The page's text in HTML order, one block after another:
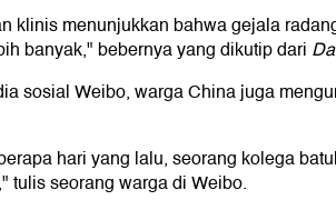
klinis menunjukkan bahwa gejala
banyak," bebernya yang dikutip dari
sosial Weibo, warga China juga
hari yang lalu, seorang kolega
tulis seorang warga di Weibo.